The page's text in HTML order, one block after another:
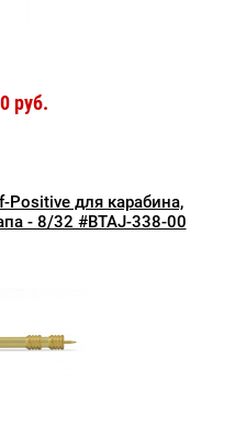
руб.
Positive для карабина,
- 8/32 #BTAJ-338-00